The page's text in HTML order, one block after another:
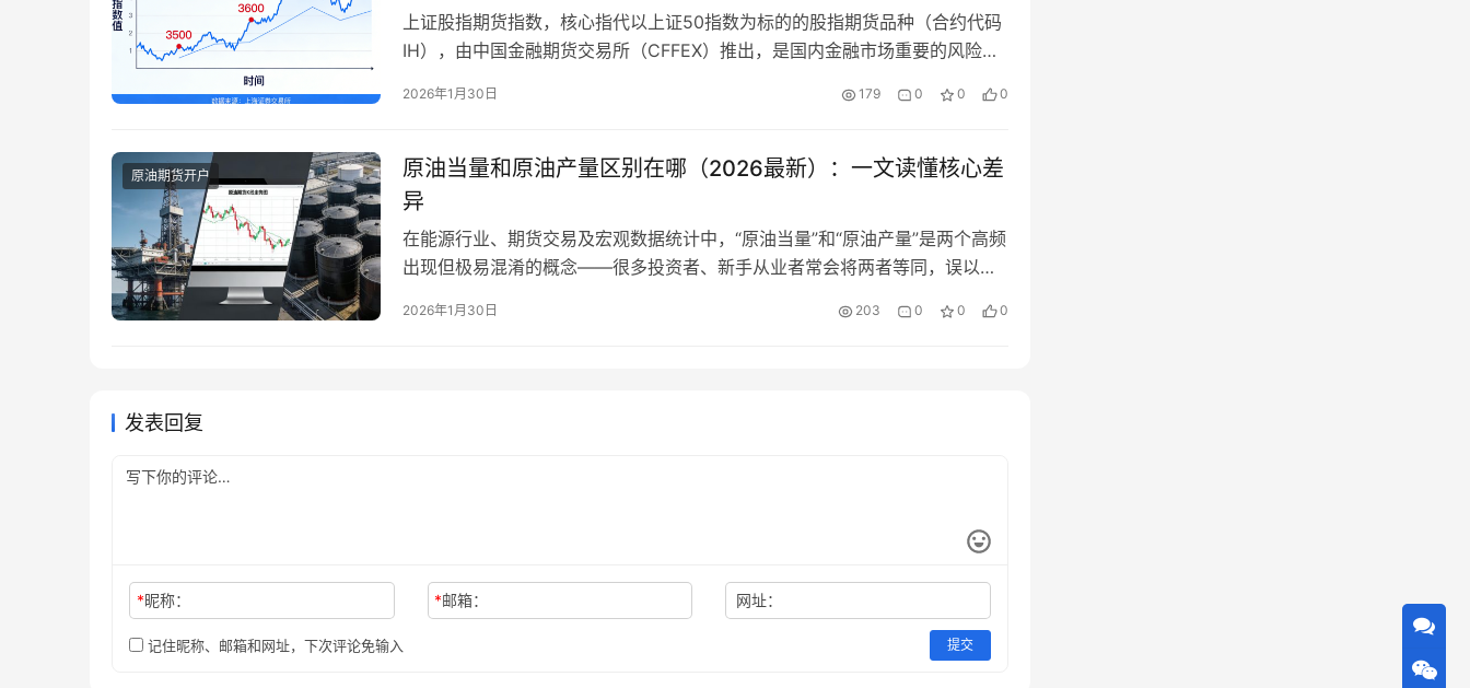
上证股指期货指数，核心指代以上证50指数为标的的股指期货品种（合约代码
IH），由中国金融期货交易所（CFFEX）推出，是国内金融市场重要的风险管
心选择之一。本文将全面解析上证股指期货指数的核心内容，涵盖定义、合约
百度用户“精…
2026年1月30日 179 0 0 0
原油期货开户
原油当量和原油产量区别在哪（2026最新）：一文读懂核心差
异
在能源行业、期货交易及宏观数据统计中，“原油当量”和“原油产量”是两个高频
出现但极易混淆的概念——很多投资者、新手从业者常会将两者等同，误以为
者的核心区别在于“统计范围和计量逻辑”：原油产量是单一原油的实际产出
2026年1月30日 203 0 0 0
发表回复
*昵称： *邮箱： 网址：
记住昵称、邮箱和网址，下次评论免输入 提交